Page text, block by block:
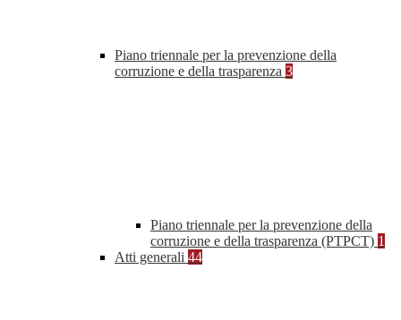
Piano triennale per la prevenzione della
corruzione e della trasparenza 3
Piano triennale per la prevenzione della
corruzione e della trasparenza (PTPCT) 1
Atti generali 44